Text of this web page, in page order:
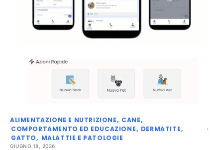
ALIMENTAZIONE E NUTRIZIONE
CANE
COMPORTAMENTO ED EDUCAZIONE
DERMATITE
GATTO
MALATTIE E PATOLOGIE
GIUGNO 18, 2026